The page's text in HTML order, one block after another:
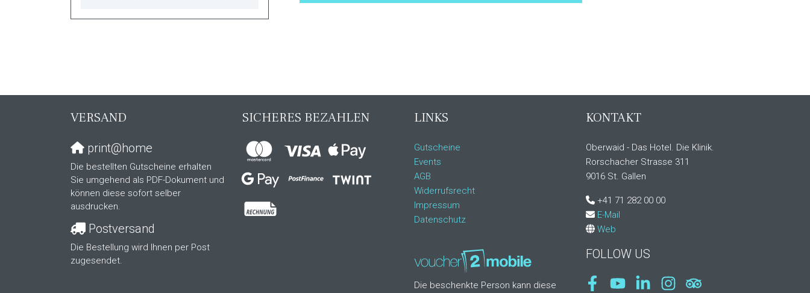
VERSAND
print@home
Die bestellten Gutscheine erhalten
Sie umgehend als PDF-Dokument und
können diese sofort selber
ausdrucken.
Postversand
Die Bestellung wird Ihnen per Post
zugesendet.
SICHERES BEZAHLEN LINKS
Gutscheine
Events
AGB
Widerrufsrecht
Impressum
Datenschutz
Die beschenkte Person kann diese
KONTAKT
Oberwaid - Das Hotel. Die Klinik.
Rorschacher Strasse 311
9016 St. Gallen
+41 71 282 00 00
E-Mail
Web
FOLLOW US
FacebookYoutubeLinkedInInstagramTripadvisor